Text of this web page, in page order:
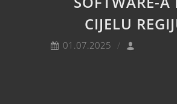
CIJELU
01.07.2025